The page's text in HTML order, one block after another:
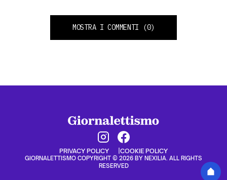
MOSTRA I COMMENTI (0)
PRIVACY POLICY COOKIE POLICY
GIORNALETTISMO COPYRIGHT © 2026 BY NEXILIA. ALL RIGHTS
RESERVED